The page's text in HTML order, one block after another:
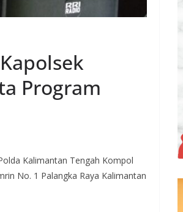
Program
Kalimantan Tengah Kompol
No. 1 Palangka Raya Kalimantan